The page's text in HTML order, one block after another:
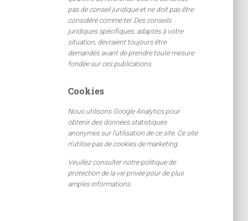
:
pas de conseil juridique et ne doit pas être
considéré comme tel. Des conseils
juridiques spécifiques, adaptés à votre
situation, devraient toujours être
demandés avant de prendre toute mesure
fondée sur ces publications.
Cookies
Nous utilisons Google Analytics pour
obtenir des données statistiques
anonymes sur l’utilisation de ce site. Ce site
n’utilise pas de cookies de marketing.
Veuillez consulter notre politique de
protection de la vie privée pour de plus
amples informations.